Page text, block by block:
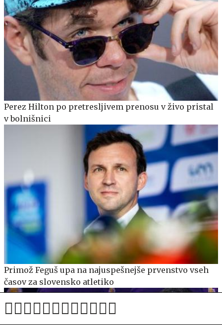
Perez Hilton po pretresljivem prenosu v živo pristal
v bolnišnici
Primož Feguš upa na najuspešnejše prvenstvo vseh
časov za slovensko atletiko